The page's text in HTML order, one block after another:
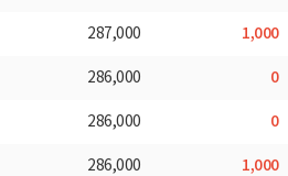
287,000 1,000
286,000 0
286,000 0
286,000 1,000